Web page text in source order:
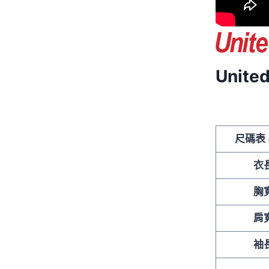
尺碼
衣
胸
肩
袖